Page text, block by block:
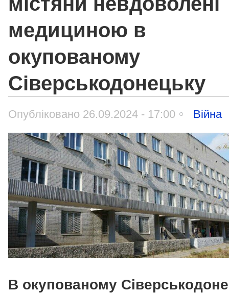
медициною в
окупованому
Сіверськодонецьку
Опубліковано 26.09.2024 - 17:00 Війна
В окупованому